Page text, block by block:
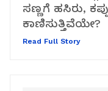
ಸಣ್ಣಗೆ ಹಸಿರು,
ಕಾಣಿಸುತ್ತಿವೆಯೇ?
Read Full Story